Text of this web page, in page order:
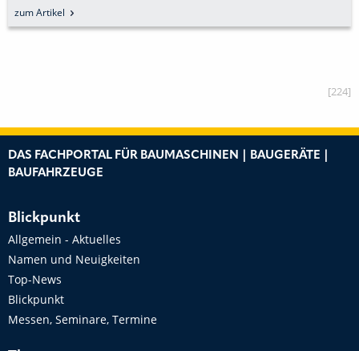
zum Artikel
[224]
DAS FACHPORTAL FÜR BAUMASCHINEN | BAUGERÄTE |
BAUFAHRZEUGE
Blickpunkt
Allgemein - Aktuelles
Namen und Neuigkeiten
Top-News
Blickpunkt
Messen, Seminare, Termine